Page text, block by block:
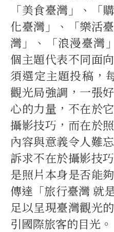
「美食臺灣」、「
化臺灣」、「樂活
灣」、「浪漫臺灣
個主題代表不同面
須選定主題投稿，
觀光局強調，一張
心的力量，不在於
攝影技巧，而在於
內容與意義令人難
訴求不在於攝影技
是照片本身是否能
傳達「旅行臺灣 就
足以呈現臺灣觀光
引國際旅客的目光。